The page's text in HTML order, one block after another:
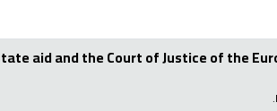
aid and the Court of Justice of the